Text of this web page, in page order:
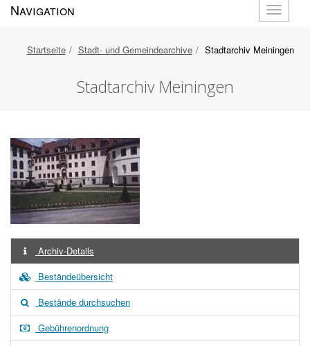
öffnen
Navigation
Startseite Stadt- und Gemeindearchive Stadtarchiv Meiningen
Stadtarchiv Meiningen
Archiv-Details
Beständeübersicht
Bestände durchsuchen
Gebührenordnung